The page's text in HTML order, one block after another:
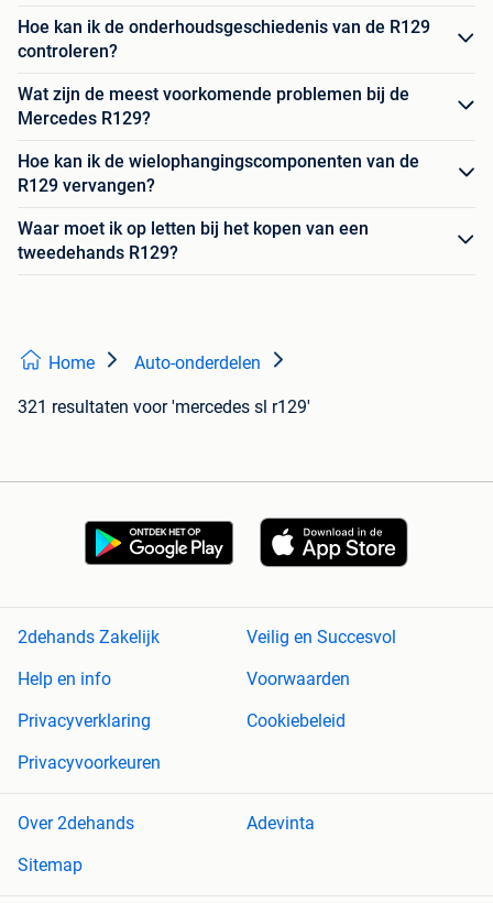
Hoe kan ik de onderhoudsgeschiedenis van de R129
controleren?
Wat zijn de meest voorkomende problemen bij de
Mercedes R129?
Hoe kan ik de wielophangingscomponenten van de
R129 vervangen?
Waar moet ik op letten bij het kopen van een
tweedehands R129?
Home Auto-onderdelen
321 resultaten voor 'mercedes sl r129'
2dehands Zakelijk
Veilig en Succesvol
Help en info
Voorwaarden
Privacyverklaring
Cookiebeleid
Privacyvoorkeuren
Over 2dehands
Adevinta
Sitemap